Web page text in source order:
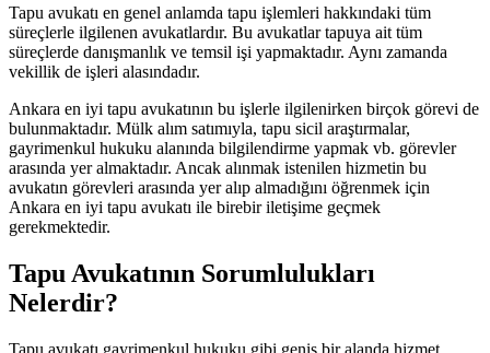
Tapu avukatı en genel anlamda tapu işlemleri hakkındaki tüm
süreçlerle ilgilenen avukatlardır. Bu avukatlar tapuya ait tüm
süreçlerde danışmanlık ve temsil işi yapmaktadır. Aynı zamanda
vekillik de işleri alasındadır.
Ankara en iyi tapu avukatının bu işlerle ilgilenirken birçok görevi de
bulunmaktadır. Mülk alım satımıyla, tapu sicil araştırmalar,
gayrimenkul hukuku alanında bilgilendirme yapmak vb. görevler
arasında yer almaktadır. Ancak alınmak istenilen hizmetin bu
avukatın görevleri arasında yer alıp almadığını öğrenmek için
Ankara en iyi tapu avukatı ile birebir iletişime geçmek
gerekmektedir.
Tapu Avukatının Sorumlulukları
Nelerdir?
Tapu avukatı gayrimenkul hukuku gibi geniş bir alanda hizmet